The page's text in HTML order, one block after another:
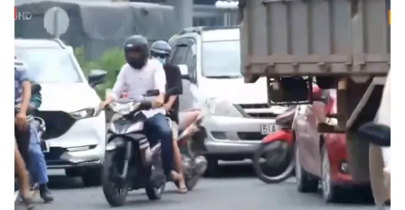
Khán giả
Giải sao mai
Du lịch
Làm đẹp
Chất lượng cuộc sống
Giáo dục
Tuyển sinh
Học trực tuyến
Công nghệ
Hitech Công nghệ tương lai
Sản phẩm
Thị trường
Giao lưu trực tuyến
Lịch phát sóng